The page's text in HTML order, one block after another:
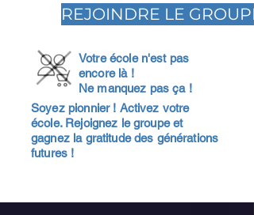
REJOINDRE LE GROUPE
Votre école n'est pas
encore là !
Ne manquez pas ça !
Soyez pionnier ! Activez votre
école. Rejoignez le groupe et
gagnez la gratitude des générations
futures !